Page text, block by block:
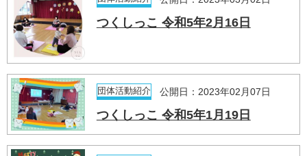
つくしっこ 令和5年2月16日
団体活動紹介 公開日：2023年02月07日
つくしっこ 令和5年1月19日